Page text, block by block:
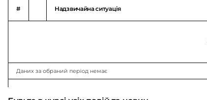
# Надзвичайна ситуація
Даних за обраний період немає